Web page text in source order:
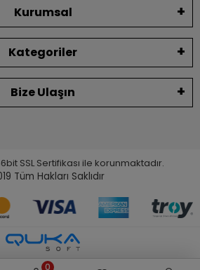
Kurumsal
Kategoriler
Bize Ulaşın
SSL Sertifikası ile korunmaktadır.
Tüm Hakları Saklıdır
0